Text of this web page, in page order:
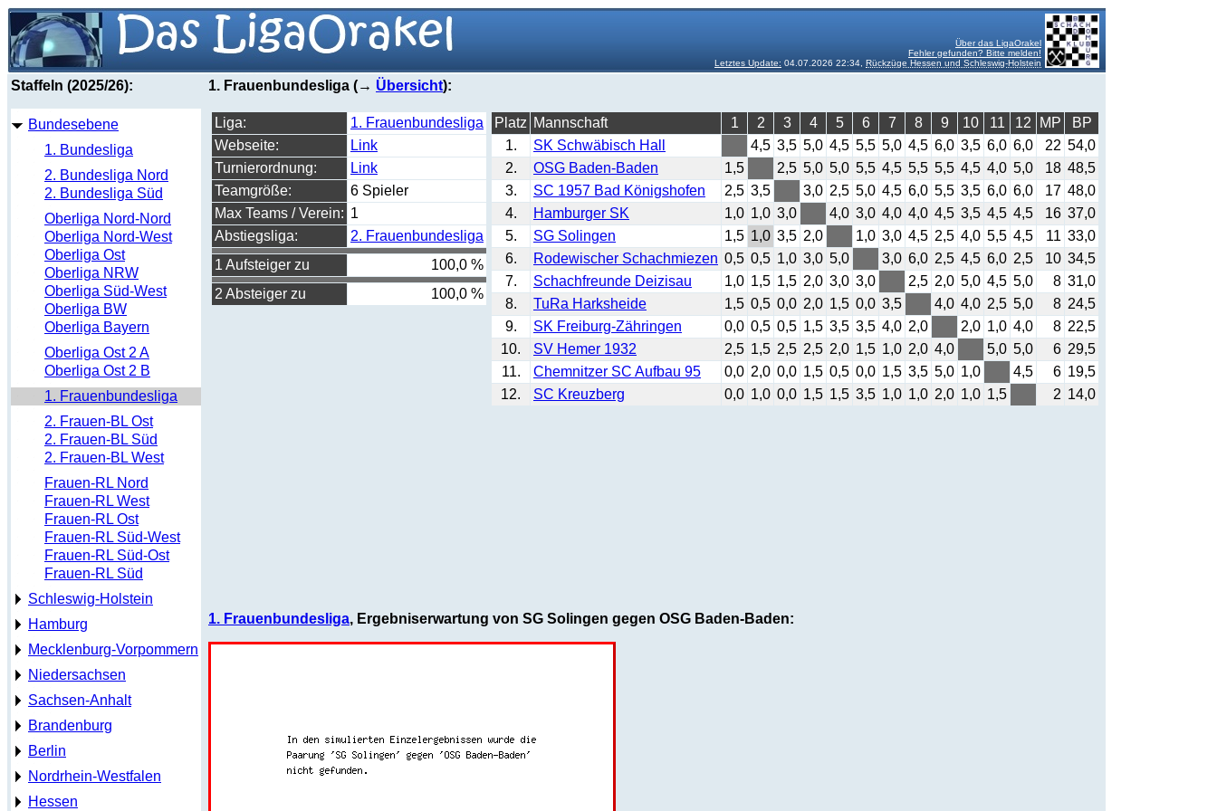
Über das LigaOrakel
Fehler gefunden? Bitte melden!
Letztes Update: 04.07.2026 22:34, Rückzüge Hessen und Schleswig-Holstein
Staffeln (2025/26):
Bundesebene
1. Bundesliga
2. Bundesliga Nord
2. Bundesliga Süd
Oberliga Nord-Nord
Oberliga Nord-West
Oberliga Ost
Oberliga NRW
Oberliga Süd-West
Oberliga BW
Oberliga Bayern
Oberliga Ost 2 A
Oberliga Ost 2 B
1. Frauenbundesliga
2. Frauen-BL Ost
2. Frauen-BL Süd
2. Frauen-BL West
Frauen-RL Nord
Frauen-RL West
Frauen-RL Ost
Frauen-RL Süd-West
Frauen-RL Süd-Ost
Frauen-RL Süd
Schleswig-Holstein
Hamburg
Mecklenburg-Vorpommern
Niedersachsen
Sachsen-Anhalt
Brandenburg
Berlin
Nordrhein-Westfalen
Hessen
1. Frauenbundesliga (→ Übersicht):
Liga:
1. Frauenbundesliga
Webseite:
Link
Turnierordnung:
Link
Teamgröße:
6 Spieler
Max Teams / Verein: 1
Abstiegsliga:
2. Frauenbundesliga
1 Aufsteiger zu
100,0 %
2 Absteiger zu
100,0 %
Platz Mannschaft 1 2 3 4 5 6 7 8 9 10 11 12 MP
BP
1.
SK Schwäbisch Hall 4,5 3,5 5,0 4,5 5,5 5,0 4,5 6,0 3,5 6,0 6,0 22 54,0
2.
OSG Baden-Baden 1,5 2,5 5,0 5,0 5,5 4,5 5,5 5,5 4,5 4,0 5,0 18 48,5
3.
SC 1957 Bad Königshofen 2,5 3,5 3,0 2,5 5,0 4,5 6,0 5,5 3,5 6,0 6,0 17 48,0
4.
Hamburger SK 1,0 1,0 3,0 4,0 3,0 4,0 4,0 4,5 3,5 4,5 4,5 16 37,0
5.
SG Solingen 1,5 1,0 3,5 2,0 1,0 3,0 4,5 2,5 4,0 5,5 4,5 11 33,0
6.
Rodewischer Schachmiezen 0,5 0,5 1,0 3,0 5,0 3,0 6,0 2,5 4,5 6,0 2,5 10 34,5
7.
Schachfreunde Deizisau 1,0 1,5 1,5 2,0 3,0 3,0 2,5 2,0 5,0 4,5 5,0 8 31,0
8.
TuRa Harksheide 1,5 0,5 0,0 2,0 1,5 0,0 3,5 4,0 4,0 2,5 5,0 8 24,5
9.
SK Freiburg-Zähringen 0,0 0,5 0,5 1,5 3,5 3,5 4,0 2,0 2,0 1,0 4,0 8 22,5
10.
SV Hemer 1932 2,5 1,5 2,5 2,5 2,0 1,5 1,0 2,0 4,0 5,0 5,0 6 29,5
11.
Chemnitzer SC Aufbau 95 0,0 2,0 0,0 1,5 0,5 0,0 1,5 3,5 5,0 1,0 4,5 6 19,5
12.
SC Kreuzberg 0,0 1,0 0,0 1,5 1,5 3,5 1,0 1,0 2,0 1,0 1,5 2 14,0
1. Frauenbundesliga, Ergebniserwartung von SG Solingen gegen OSG Baden-Baden: